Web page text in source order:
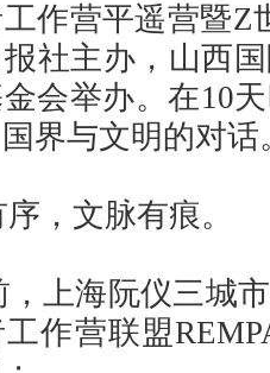
作营平遥营暨Z
社主办，山西
会举办。在10
界与文明的对话
，文脉有痕。
，上海阮仪三城
作营联盟